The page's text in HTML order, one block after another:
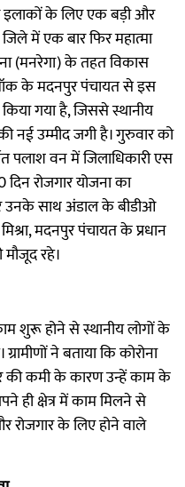
इलाकों के लिए एक बड़ी और
में एक बार फिर महात्मा
(मनरेगा) के तहत विकास
के मदनपुर पंचायत से इस
गया है, जिससे स्थानीय
नई उम्मीद जगी है। गुरुवार को
पलाश वन में जिलाधिकारी एस
रोजगार योजना का
उनके साथ अंडाल के बीडीओ
मदनपुर पंचायत के प्रधान
रहे।
शुरू होने से स्थानीय लोगों के
ने बताया कि कोरोना
की कमी के कारण उन्हें काम के
ही क्षेत्र में काम मिलने से
रोजगार के लिए होने वाले